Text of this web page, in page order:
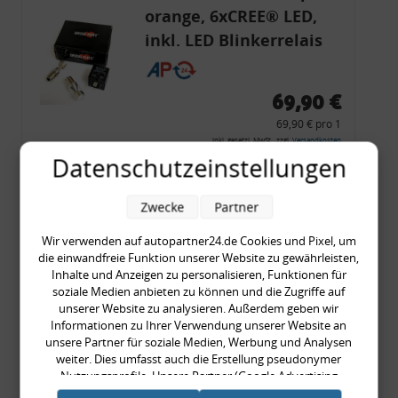
orange, 6xCREE® LED,
inkl. LED Blinkerrelais
CF 14
69,90 €
69,90 € pro 1
inkl. gesetzl. MwSt., zzgl.Versandkosten
Merkzettel
Zum Artikel
Rückleuchtenband mit
Blinker, rot, US-Ecken,
Audi 80 Cabrio, Typ 89,
OE-Nr.: 8G0945225 +
8G0945225C
999,99 €
Datenschutzeinstellungen
Wir verwenden auf autopartner24.de Cookies und Pixel, um
die einwandfreie Funktion unserer Website zu gewährleisten,
Inhalte und Anzeigen zu personalisieren, Funktionen für
soziale Medien anbieten zu können und die Zugriffe auf
unserer Website zu analysieren. Außerdem geben wir
Informationen zu Ihrer Verwendung unserer Website an
unsere Partner für soziale Medien, Werbung und Analysen
weiter. Dies umfasst auch die Erstellung pseudonymer
Nutzungsprofile. Unsere Partner (Google Advertising
Products) führen diese Informationen möglicherweise mit
Zwecke Partner